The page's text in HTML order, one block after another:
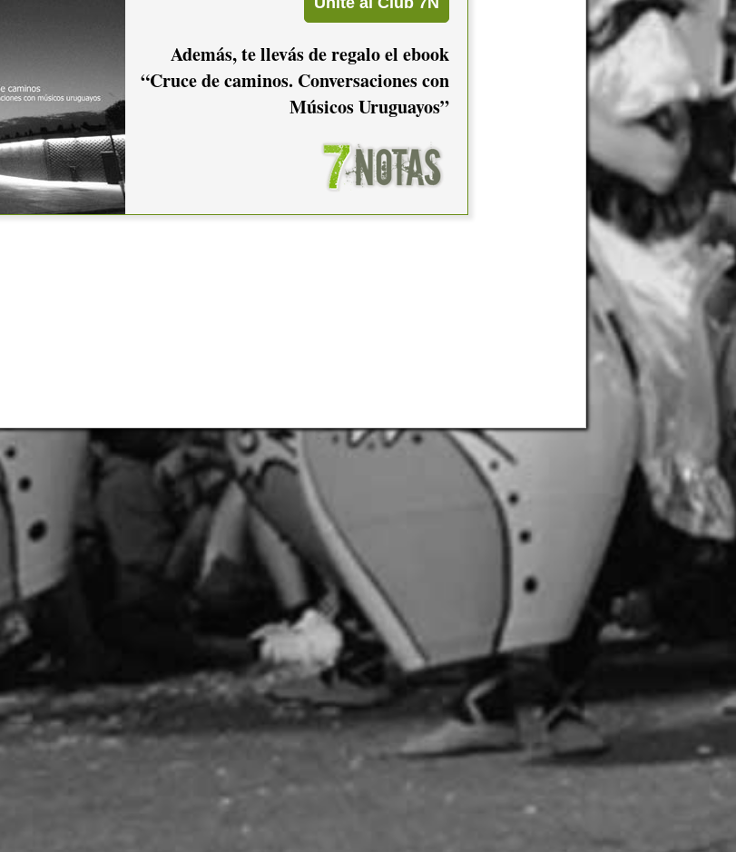
Además, te llevás de regalo el ebook
“Cruce de caminos. Conversaciones con
Músicos Uruguayos”